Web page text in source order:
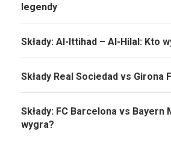
legendy
Składy: Al-Ittihad – Al-Hilal: Kto
Składy Real Sociedad vs Girona
Składy: FC Barcelona vs Bayern
wygra?